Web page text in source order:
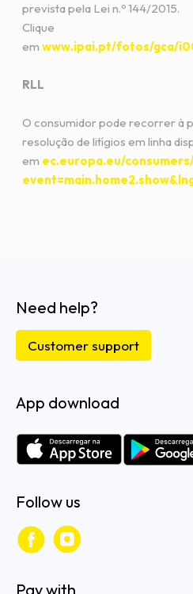
prevista pela Lei n.º 144/2015.
Clique
em www.ipai.pt/fotos/gca/
RLL
O consumidor pode recorrer à
resolução de litígios em linha
em ec.europa.eu/
Need help?
Customer support
App download
Follow us
Pay with